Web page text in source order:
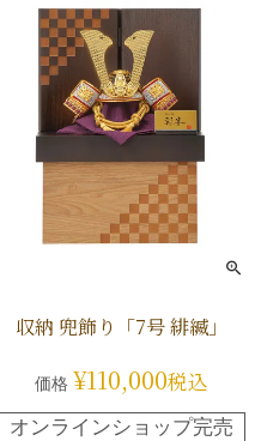
収納 兜飾り「7号 緋縅」
価格 ¥110,000税込
オンラインショップ完売